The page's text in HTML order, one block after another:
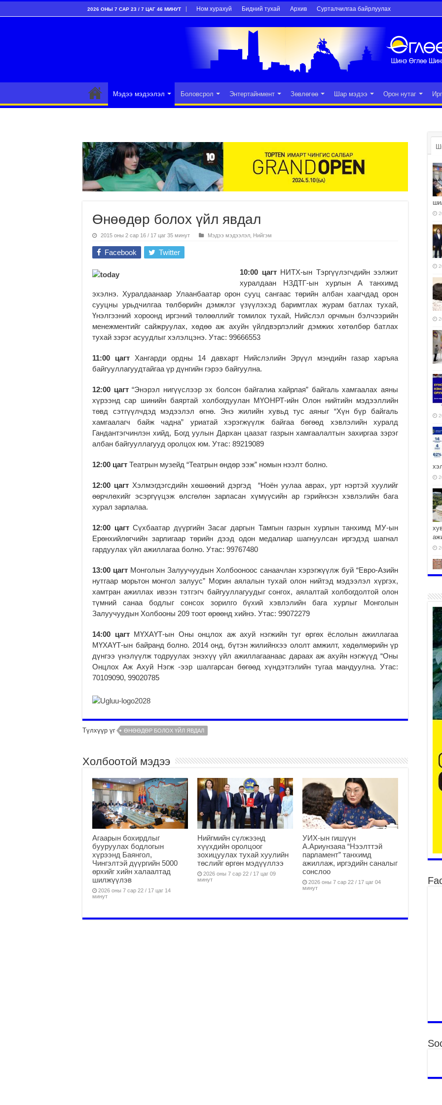
2026 ОНЫ 7 САР 23 / 7 ЦАГ 46 МИНУТ Ном хурахуй Бидний тухай Архив Сурталчилгаа байрлуулах
Мэдээ мэдээлэл Боловсрол Энтертайнмент Зөвлөгөө Шар мэдээ Орон нутаг
Өнөөдөр болох үйл явдал
2015 оны 2 сар 16 / 17 цаг 35 минут Мэдээ мэдээлэл Нийгэм
Facebook Twitter
10:00 цагтНИТХ-ын Тэргүүлэгчдийн ээлжит
хуралдаан НЗДТГ-ын хурлын А танхимд
эхэлнэ. Хуралдаанаар Улаанбаатар орон сууц сангаас төрийн албан хаагчдад орон
сууцны урьдчилгаа төлбөрийн дэмжлэг үзүүлэхэд баримтлах журам батлах тухай,
Үнэлгээний хороонд иргэний төлөөллийг томилох тухай, Нийслэл орчмын бэлчээрийн
менежментийг сайжруулах, хөдөө аж ахуйн үйлдвэрлэлийг дэмжих хөтөлбөр батлах
тухай зэрэг асуудлыг хэлэлцэнэ. Утас: 99666553
11:00 цагт Хангарди ордны 14 давхарт Нийслэлийн Эрүүл мэндийн газар харъяа
байгууллагуудтайгаа үр дүнгийн гэрээ байгуулна.
12:00 цагт“Энэрэл нигүүслээр эх болсон байгалиа хайрлая” байгаль хамгаалах аяны
хүрээнд сар шинийн баяртай холбогдуулан МҮОНРТ-ийн Олон нийтийн мэдээллийн
төвд сэтгүүлчдэд мэдээлэл өгнө. Энэ жилийн хувьд тус аяныг “Хүн бүр байгаль
хамгаалагч байж чадна” уриатай хэрэгжүүлж байгаа бөгөөд хэвлэлийн хуралд
Гандантэгчинлэн хийд, Богд уулын Дархан цаазат газрын хамгаалалтын захиргаа зэрэг
албан байгууллагууд оролцох юм. Утас: 89219089
12:00 цагт Театрын музейд “Театрын өндөр ээж” номын нээлт болно.
12:00 цагт Хэлмэгдэгсдийн хөшөөний дэргэд “Ноён уулаа аврах, урт нэртэй хуулийг
өөрчлөхийг эсэргүүцэж өлсгөлөн зарласан хүмүүсийн ар гэрийнхэн хэвлэлийн бага
хурал зарлалаа.
12:00 цагтСүхбаатар дүүргийн Засаг даргын Тамгын газрын хурлын танхимд МУ-ын
Ерөнхийлөгчийн зарлигаар төрийн дээд одон медалиар шагнуулсан иргэдэд шагнал
гардуулах үйл ажиллагаа болно. Утас: 99767480
13:00 цагт Монголын Залуучуудын Холбооноос санаачлан хэрэгжүүлж буй “Евро-Азийн
нутгаар морьтон монгол залуус” Морин аялалын тухай олон нийтэд мэдээлэл хүргэх,
хамтран ажиллах ивээн тэтгэгч байгууллагуудыг сонгох, аялалтай холбогдолтой олон
түмний санаа бодлыг сонсох зорилго бүхий хэвлэлийн бага хурлыг Монголын
Залуучуудын Холбооны 209 тоот өрөөнд хийнэ. Утас: 99072279
14:00 цагтМҮХАҮТ-ын Оны онцлох аж ахуй нэгжийн туг өргөх ёслолын ажиллагаа
МҮХАҮТ-ын байранд болно. 2014 онд, бүтэн жилийнхээ ололт амжилт, хөдөлмөрийн үр
дүнгээ үнэлүүлж тодруулах энэхүү үйл ажиллагаанаас дараах аж ахуйн нэгжүүд “Оны
Онцлох Аж Ахуй Нэгж -ээр шалгарсан бөгөөд хүндэтгэлийн тугаа мандуулна. Утас:
70109090, 99020785
Түлхүүр үг ӨНӨӨДӨР БОЛОХ ҮЙЛ ЯВДАЛ
Холбоотой мэдээ
Агаарын бохирдлыг
бууруулах бодлогын
хүрээнд Баянгол,
Чингэлтэй дүүргийн 5000
өрхийг хийн халаалтад
шилжүүлэв
2026 оны 7 сар 22 / 17 цаг 14
минут
Нийгмийн сүлжээнд
хүүхдийн оролцоог
зохицуулах тухай хуулийн
төслийг өргөн мэдүүллээ
2026 оны 7 сар 22 / 17 цаг 09
минут
УИХ-ын гишүүн
А.Ариунзаяа “Нээлттэй
парламент” танхимд
ажиллаж, иргэдийн саналыг
сонслоо
2026 оны 7 сар 22 / 17 цаг 04
минут